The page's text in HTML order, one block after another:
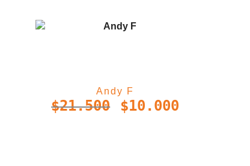
Andy F
$21.500 $10.000